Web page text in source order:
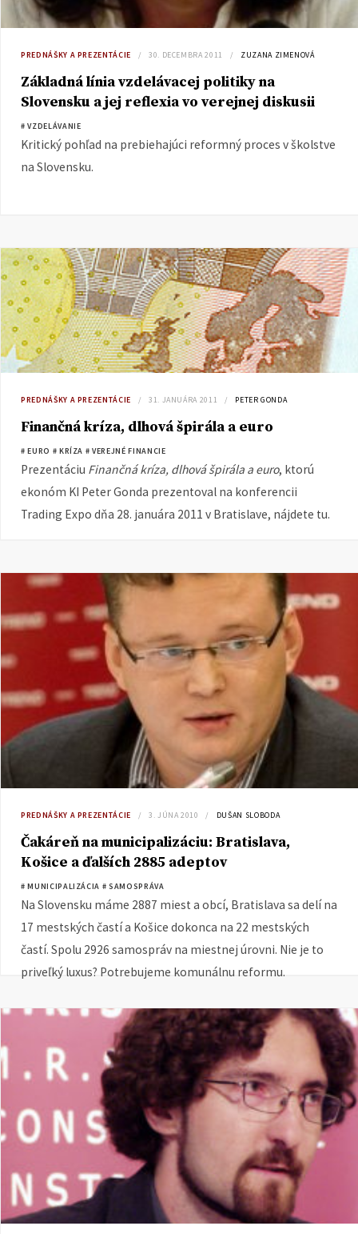
PREDNÁŠKY A PREZENTÁCIE 30. DECEMBRA 2011 ZUZANA ZIMENOVÁ
Základná línia vzdelávacej politiky na
Slovensku a jej reflexia vo verejnej diskusii
# VZDELÁVANIE
Kritický pohľad na prebiehajúci reformný proces v školstve
na Slovensku.
PREDNÁŠKY A PREZENTÁCIE 31. JANUÁRA 2011 PETER GONDA
Finančná kríza, dlhová špirála a euro
# EURO # KRÍZA # VEREJNÉ FINANCIE
Prezentáciu Finančná kríza, dlhová špirála a euro, ktorú
ekonóm KI Peter Gonda prezentoval na konferencii
Trading Expo dňa 28. januára 2011 v Bratislave, nájdete tu.
PREDNÁŠKY A PREZENTÁCIE 3. JÚNA 2010 DUŠAN SLOBODA
Čakáreň na municipalizáciu: Bratislava,
Košice a ďalších 2885 adeptov
# MUNICIPALIZÁCIA # SAMOSPRÁVA
Na Slovensku máme 2887 miest a obcí, Bratislava sa delí na
17 mestských častí a Košice dokonca na 22 mestských
častí. Spolu 2926 samospráv na miestnej úrovni. Nie je to
priveľký luxus? Potrebujeme komunálnu reformu.